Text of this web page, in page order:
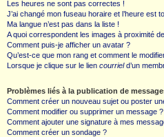
Les heures ne sont pas correctes !
J’ai changé mon fuseau horaire et l’heure est
Ma langue n’est pas dans la liste !
A quoi correspondent les images à proximité
Comment puis-je afficher un avatar ?
Qu’est-ce que mon rang et comment le
Lorsque je clique sur le lien courrield’un
Problèmes liés à la publication de
Comment créer un nouveau sujet ou poster
Comment modifier ou supprimer un message ?
Comment ajouter une signature à mes
Comment créer un sondage ?